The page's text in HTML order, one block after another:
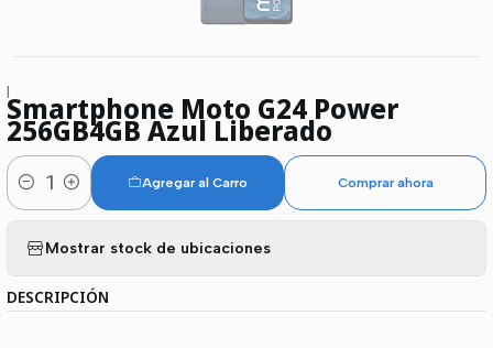
|Smartphone Moto G24 Power
256GB4GB Azul Liberado
Cantidad
Agregar al Carro Comprar ahora
Mostrar stock de ubicaciones
DESCRIPCIÓN